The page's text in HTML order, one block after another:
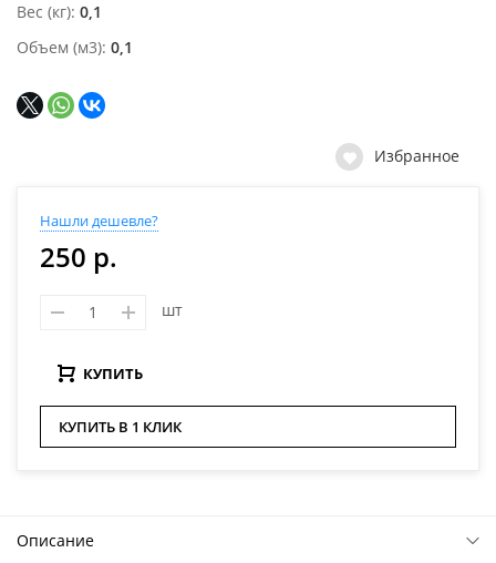
Вес (кг) 0,1
Объем (м3) 0,1
Избранное
Нашли дешевле?
250 р.
шт
КУПИТЬ
КУПИТЬ В 1 КЛИК
Описание